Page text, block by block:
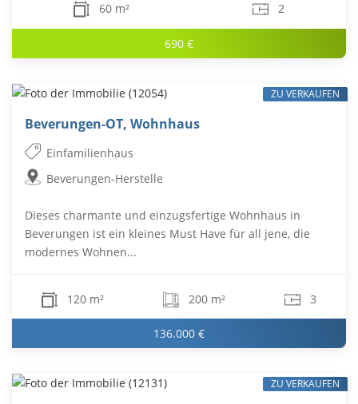
60 m² 2
690 €
Beverungen-OT, Wohnhaus
Einfamilienhaus
Beverungen-Herstelle
Dieses charmante und einzugsfertige Wohnhaus in
Beverungen ist ein kleines Must Have für all jene, die
modernes Wohnen...
120 m² 200 m² 3
136.000 €
ZU VERKAUFEN
ZU VERKAUFEN